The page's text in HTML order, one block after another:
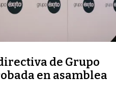
de Grupo
en asamblea